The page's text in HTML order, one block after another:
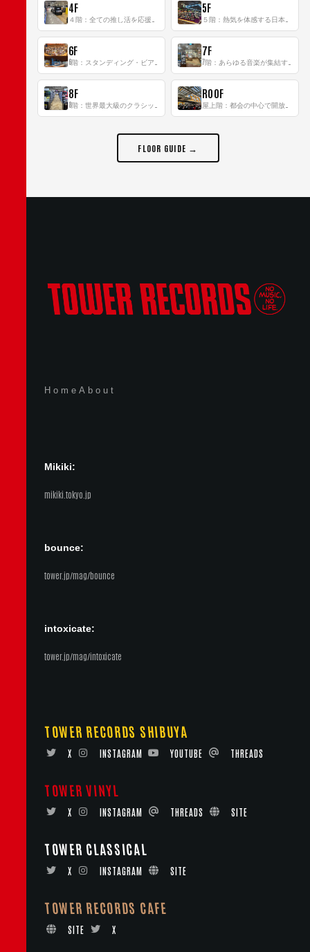
4F 5F
6F 7F
8F ROOF
FLOOR GUIDE →
Home About
Mikiki:
mikiki.tokyo.jp
bounce:
tower.jp/mag/bounce
intoxicate:
tower.jp/mag/intoxicate
TOWER RECORDS SHIBUYA
X INSTAGRAM YOUTUBE THREADS
TOWER VINYL
X INSTAGRAM THREADS SITE
TOWER CLASSICAL
X INSTAGRAM SITE
TOWER RECORDS CAFE
SITE X